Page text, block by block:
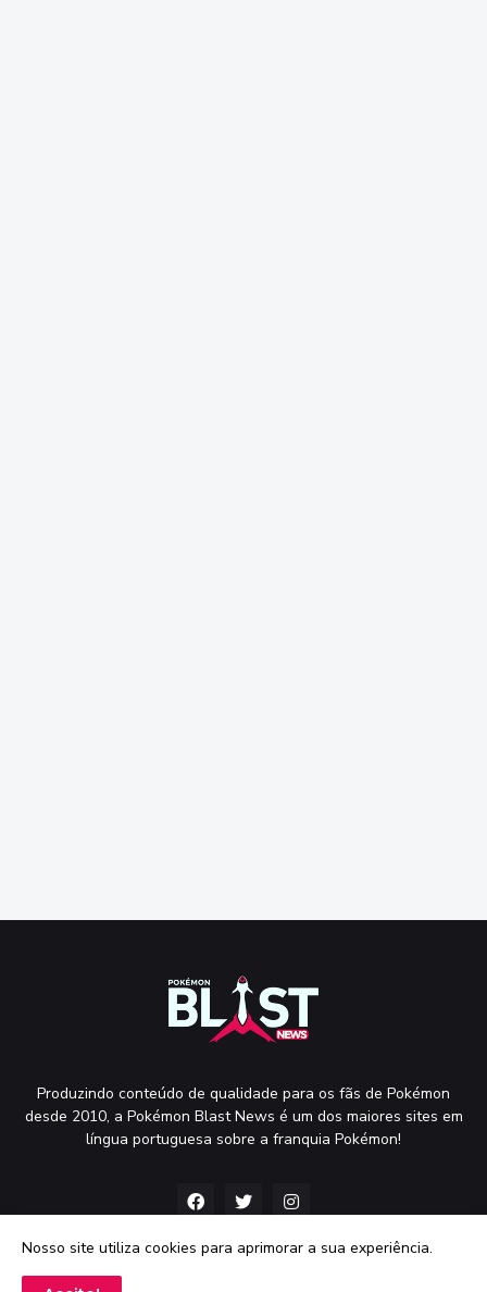
Produzindo conteúdo de qualidade para os fãs de Pokémon
desde 2010, a Pokémon Blast News é um dos maiores sites em
língua portuguesa sobre a franquia Pokémon!
Nosso site utiliza cookies para aprimorar a sua experiência.